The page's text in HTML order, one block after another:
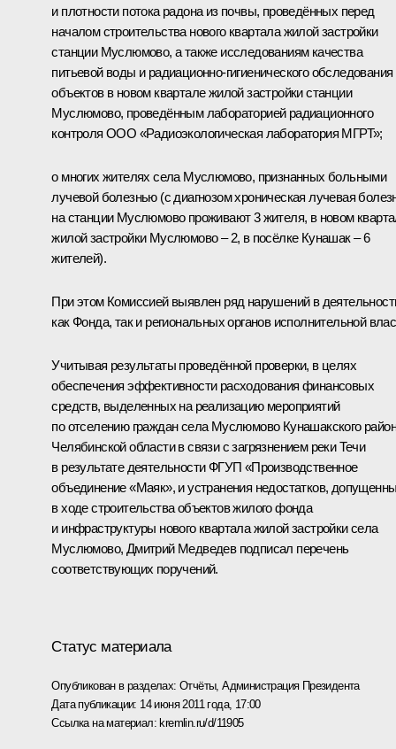
и плотности потока радона из почвы, проведённых перед
началом строительства нового квартала жилой застройки
станции Муслюмово, а также исследованиям качества
питьевой воды и радиационно-гигиенического обследования
объектов в новом квартале жилой застройки станции
Муслюмово, проведённым лабораторией радиационного
контроля ООО «Радиоэкологическая лаборатория МГРТ»;
о многих жителях села Муслюмово, признанных больными
лучевой болезнью (с диагнозом хроническая лучевая
на станции Муслюмово проживают 3 жителя, в новом
жилой застройки Муслюмово – 2, в посёлке Кунашак – 6
жителей).
При этом Комиссией выявлен ряд нарушений в
как Фонда, так и региональных органов исполнительной
Учитывая результаты проведённой проверки, в целях
обеспечения эффективности расходования финансовых
средств, выделенных на реализацию мероприятий
по отселению граждан села Муслюмово Кунашакского
Челябинской области в связи с загрязнением реки Течи
в результате деятельности ФГУП «Производственное
объединение «Маяк», и устранения недостатков,
в ходе строительства объектов жилого фонда
и инфраструктуры нового квартала жилой застройки села
Муслюмово, Дмитрий Медведев подписал перечень
соответствующих поручений.
Статус материала
Опубликован в разделах: Отчёты,Администрация Президента
Дата публикации: 14 июня 2011 года, 17:00
Ссылка на материал:kremlin.ru/d/11905